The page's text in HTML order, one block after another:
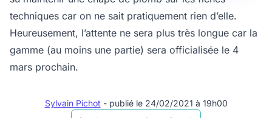
techniques car on ne sait pratiquement rien d’elle.
Heureusement, l’attente ne sera plus très longue car la
gamme (au moins une partie) sera officialisée le 4
mars prochain.
Sylvain Pichot - publié le 24/02/2021 à 19h00